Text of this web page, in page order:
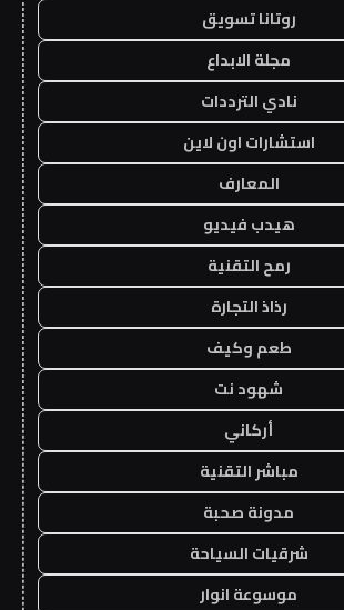
روتانا تسويق
مجلة الابداع
نادي الترددات
استشارات اون لاين
المعارف
هيدب فيديو
رمح التقنية
رذاذ التجارة
طعم وكيف
شهود نت
أركاني
مباشر التقنية
مدونة صحبة
شرقيات السياحة
موسوعة انوار